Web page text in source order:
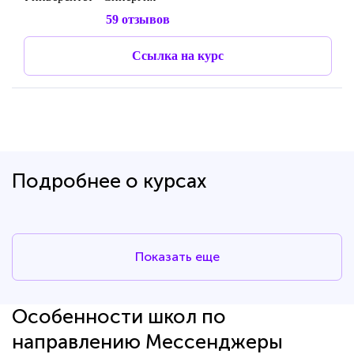
59 отзывов
Ссылка на курс
Подробнее о курсах
Показать еще
Особенности школ по
направлению Мессенджеры